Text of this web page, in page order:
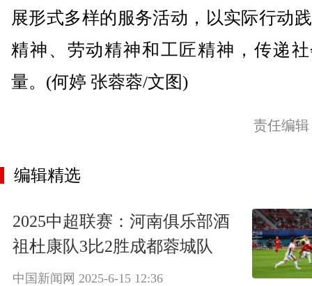
展形式多样的服务活动，以实际行动
精神、劳动精神和工匠精神，传递
量。(何婷 张蓉蓉/文图)
责任编
编辑精选
2025中超联赛：河南俱乐部酒
祖杜康队3比2胜成都蓉城队
中国新闻网 2025-6-15 12:36